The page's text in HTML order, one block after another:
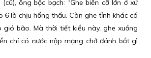
ông bộc bạch: “Ghe biển cỡ lớn ở xứ
6 là chịu hổng thấu. Còn ghe tỉnh khác có
gió bão. Mà thời tiết kiểu này, ghe xuồng
chỉ có nước nộp mạng chớ đánh bắt gì